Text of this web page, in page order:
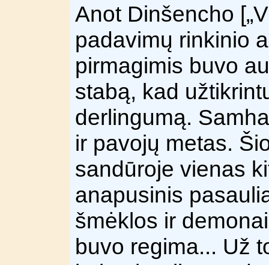
Anot Dinšencho
padavimų rinkinio
pirmagimis buvo
stabą, kad
derlingumą.
ir pavojų metas.
sandūroje vienas
anapusinis
šmėklos ir
buvo regima... Už